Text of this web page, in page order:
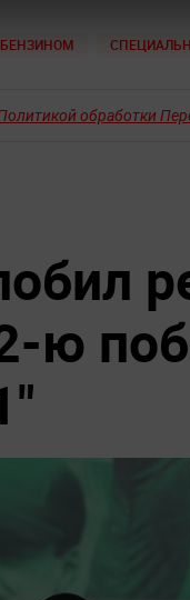
обработки
ю